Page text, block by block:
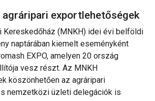
agráripari exportlehetőségek
Kereskedőház (MNKH) idei évi belföldi
naptárában kiemelt eseményként
EXPO, amelyen 20 ország
vesz részt. Az MNKH
köszönhetően az agráripari
nemzetközi üzleti delegációk is